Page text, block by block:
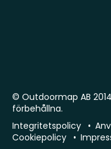
© Outdoormap AB
förbehållna.
Integritetspolicy
Cookiepolicy